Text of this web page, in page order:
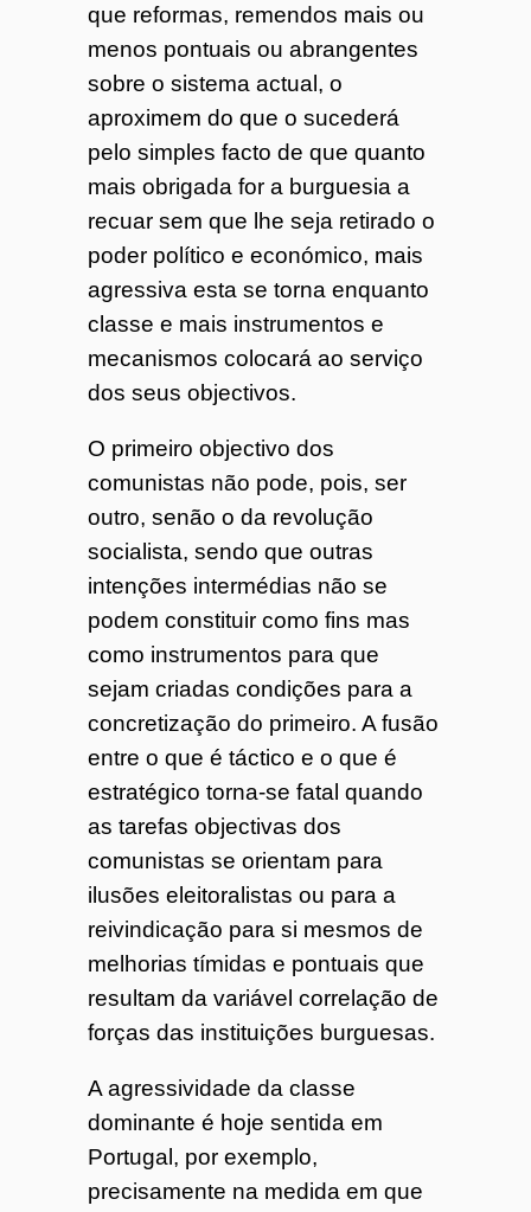
que reformas, remendos mais ou
menos pontuais ou abrangentes
sobre o sistema actual, o
aproximem do que o sucederá
pelo simples facto de que quanto
mais obrigada for a burguesia a
recuar sem que lhe seja retirado o
poder político e económico, mais
agressiva esta se torna enquanto
classe e mais instrumentos e
mecanismos colocará ao serviço
dos seus objectivos.
O primeiro objectivo dos
comunistas não pode, pois, ser
outro, senão o da revolução
socialista, sendo que outras
intenções intermédias não se
podem constituir como fins mas
como instrumentos para que
sejam criadas condições para a
concretização do primeiro. A fusão
entre o que é táctico e o que é
estratégico torna-se fatal quando
as tarefas objectivas dos
comunistas se orientam para
ilusões eleitoralistas ou para a
reivindicação para si mesmos de
melhorias tímidas e pontuais que
resultam da variável correlação de
forças das instituições burguesas.
A agressividade da classe
dominante é hoje sentida em
Portugal, por exemplo,
precisamente na medida em que